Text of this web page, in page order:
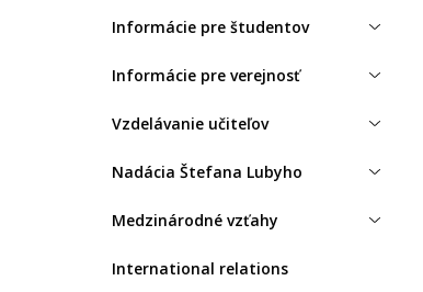
Informácie pre študentov
Informácie pre verejnosť
Vzdelávanie učiteľov
Nadácia Štefana Lubyho
Medzinárodné vzťahy
International relations